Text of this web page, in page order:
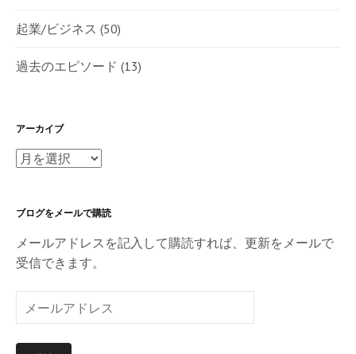
起業/ビジネス (50)
過去のエピソード (13)
アーカイブ
ア
イ
ブ
ブログをメールで購読
メールアドレスを記入して購読すれば、更新をメールで
受信できます。
ー
ル